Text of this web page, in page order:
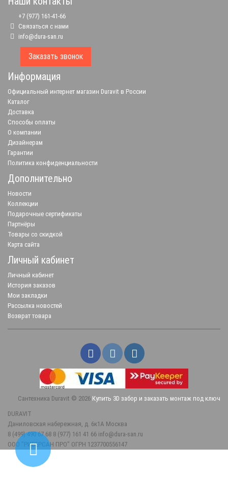
+7 (977) 161-41-66
Связаться с нами
info@dura-san.ru
Заказать звонок
Информация
Официальный интернет магазин Duravit в России
Каталог
Доставка
Способы оплаты
О компании
Дизайнерам
Гарантии
Политика конфиденциальности
Дополнительно
Новости
Коллекции
Подарочные сертификаты
Партнёры
Товары со скидкой
Карта сайта
Личный кабинет
Личный кабинет
История заказов
Мои закладки
Рассылка новостей
Возврат товара
Сантехника Duravit © 2026 Купить 3D забор и заказать монтаж под ключ
DURAVIT
Даниловская набережная, д. 6к1А Москва
8 (499) 490 67 68 8 (977) 161 41 66 info@dura-san.ru
ООО "РИВЕРСАН ПРО" ОГРН 1237700556147